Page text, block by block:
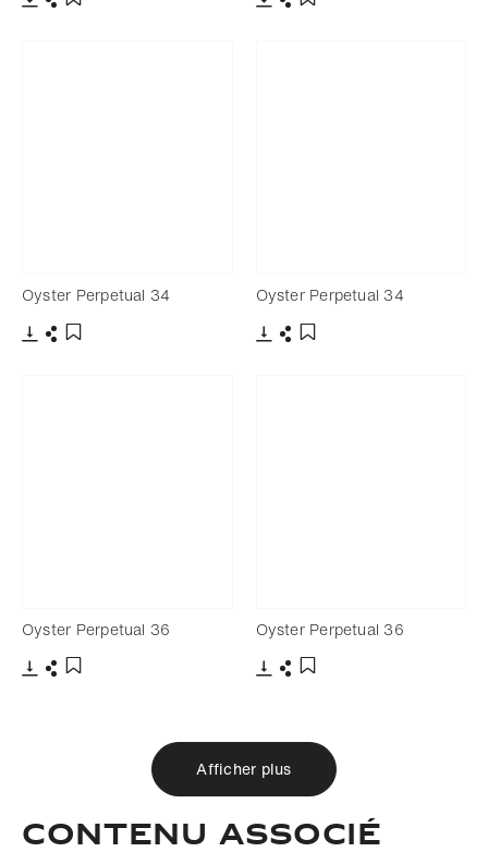
Oyster Perpetual 34 Oyster Perpetual 34
Oyster Perpetual 36 Oyster Perpetual 36
Afficher plus
Contenu associé